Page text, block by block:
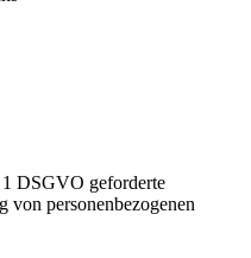
DSGVO geforderte
von personenbezogenen